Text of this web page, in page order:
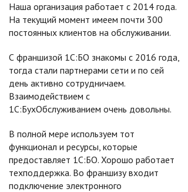
Наша организация работает с 2014 года.
На текущий момент имеем почти 300
постоянных клиентов на обслуживании.
С франшизой 1С:БО знакомы с 2016 года,
тогда стали партнерами сети и по сей
день активно сотрудничаем.
Взаимодействием с
1С:БухОбслуживанием очень довольны.
В полной мере используем тот
функционал и ресурсы, которые
предоставляет 1С:БО. Хорошо работает
техподдержка. Во франшизу входит
подключение электронного